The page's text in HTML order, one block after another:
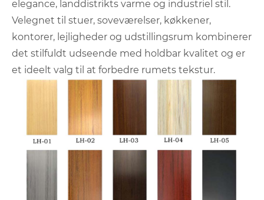
elegance, landdistrikts varme og industriel stil.
Velegnet til stuer, soveværelser, køkkener,
kontorer, lejligheder og udstillingsrum kombinerer
det stilfuldt udseende med holdbar kvalitet og er
et ideelt valg til at forbedre rumets tekstur.